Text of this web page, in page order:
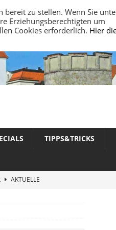
TIPPS&TRICKS
AKTUELLE
zu stellen. Wenn Sie
Erziehungsberechtigten um
Cookies erforderlich. Hier